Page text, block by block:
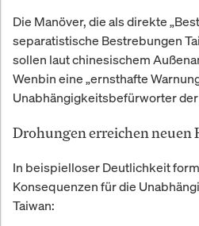
Die Manöver, die als direkte
separatistische Bestrebungen
sollen laut chinesischem
Wenbin eine „ernsthafte
Unabhängigkeitsbefürworter
Drohungen erreichen neuen
In beispielloser Deutlichkeit
Konsequenzen für die
Taiwan: